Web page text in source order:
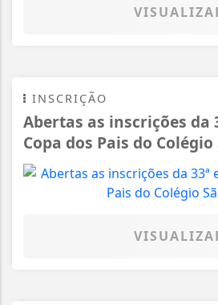
INSCRIÇÃO
Abertas as inscrições da
Copa dos Pais do Colégio